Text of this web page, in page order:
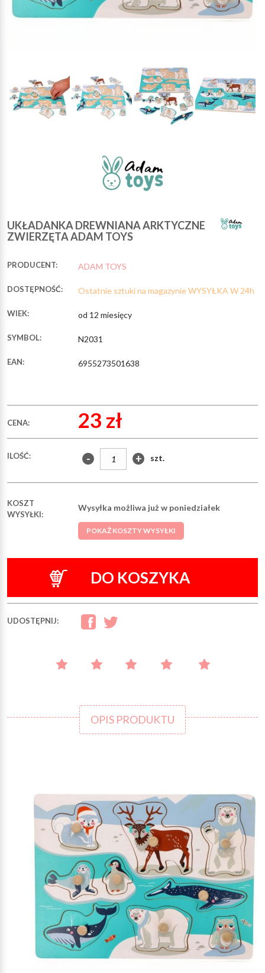
UKŁADANKA DREWNIANA ARKTYCZNE
ZWIERZĘTA ADAM TOYS
PRODUCENT: ADAM TOYS
DOSTĘPNOŚĆ: Ostatnie sztuki na magazynie WYSYŁKA W 24h
WIEK: od 12 miesięcy
SYMBOL: N2031
EAN: 6955273501638
CENA: 23 zł
ILOŚĆ: - + szt.
KOSZT
WYSYŁKI:
Wysyłka możliwa już w poniedziałek
POKAŻ KOSZTY WYSYŁKI
DO KOSZYKA
UDOSTĘPNIJ:
OPIS PRODUKTU